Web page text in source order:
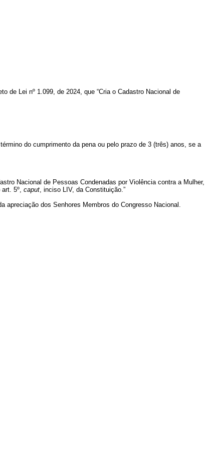
de Lei nº 1.099, de 2024, que “Cria o Cadastro Nacional de
do cumprimento da pena ou pelo prazo de 3 (três) anos, se a
Nacional de Pessoas Condenadas por Violência contra a Mulher,
5º, caput, inciso LIV, da Constituição.”
apreciação dos Senhores Membros do Congresso Nacional.